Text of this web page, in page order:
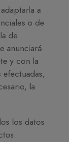
a
o de
de
anunciará
y con la
la
los datos